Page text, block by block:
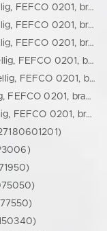
Faltkarton S1, 320 x 225 x 200 mm, 1-wellig, FEFCO 0201, braun (24320225200)
Faltkarton S2, 310 x 220 x 270 mm, 1-wellig, FEFCO 0201, braun (24310220270)
Faltkarton S3, 330 x 220 x 130 mm, 1-wellig, FEFCO 0201, braun (24330220130)
Faltkarton ST2, 294 x 194 x 136 mm, 1-wellig, FEFCO 0201, braun (24294194136)
Faltkarton W1, 340 x 260 x 180 mm, 1-wellig, FEFCO 0201, braun (24340260180)
Faltkarton Z1, 555 x 370 x 95 mm, 1-wellig, FEFCO 0201, braun (77723114112)
Faltkarton Z2, 555 x 285 x 150 mm, 1-wellig, FEFCO 0201, braun (24555285150)